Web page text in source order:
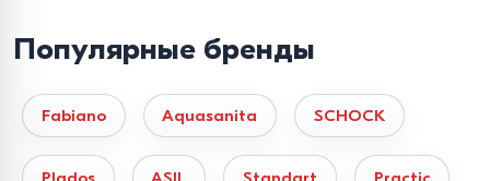
Нержавеющая сталь (марка AISI 304).
выбор — сплав с содержанием 18% хрома и 10% никеля.
листа. Бюджетные модели толщиной 0.6 мм склонны к
Популярные бренды
Fabiano Aquasanita SCHOCK